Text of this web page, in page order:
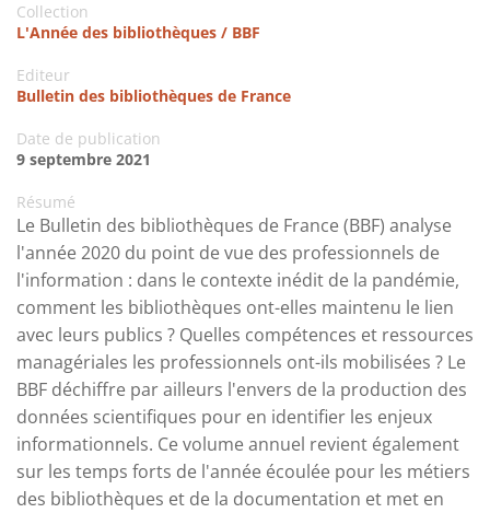
Collection
L'Année des bibliothèques / BBF
Editeur
Bulletin des bibliothèques de France
Date de publication
9 septembre 2021
Résumé
Le Bulletin des bibliothèques de France (BBF) analyse
l'année 2020 du point de vue des professionnels de
l'information : dans le contexte inédit de la pandémie,
comment les bibliothèques ont-elles maintenu le lien
avec leurs publics ? Quelles compétences et ressources
managériales les professionnels ont-ils mobilisées ? Le
BBF déchiffre par ailleurs l'envers de la production des
données scientifiques pour en identifier les enjeux
informationnels. Ce volume annuel revient également
sur les temps forts de l'année écoulée pour les métiers
des bibliothèques et de la documentation et met en